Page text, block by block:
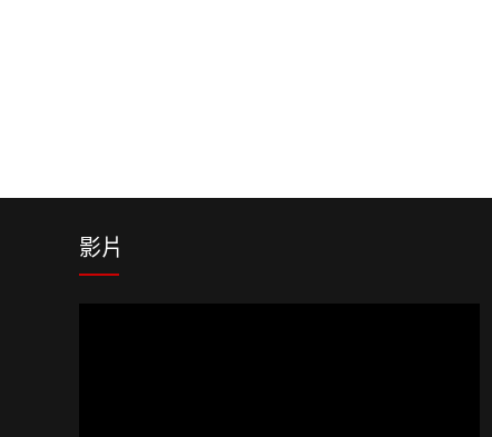
影片